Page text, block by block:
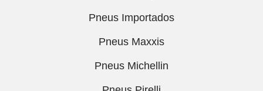
Pneus Importados
Pneus Maxxis
Pneus Michellin